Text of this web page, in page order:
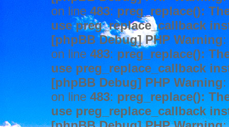
on line 483: preg_replace():
use preg_replace_callback
[phpBB Debug] PHP Warning
on line 483: preg_replace():
use preg_replace_callback
[phpBB Debug] PHP Warning
on line 483: preg_replace():
use preg_replace_callback